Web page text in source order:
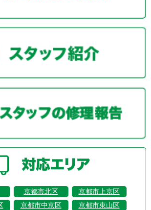
京都市北区
京都市上京区
京都市中京区
京都市東山区